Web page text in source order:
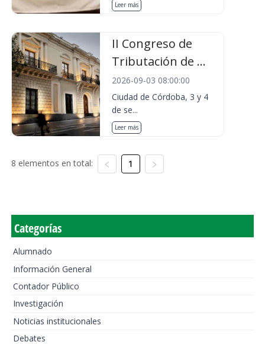
Leer más
II Congreso de
Tributación de ...
2026-09-03 08:00:00
Ciudad de Córdoba, 3 y 4
de se...
Leer más
8 elementos en total: 1
Categorías
Alumnado
Información General
Contador Público
Investigación
Noticias institucionales
Debates